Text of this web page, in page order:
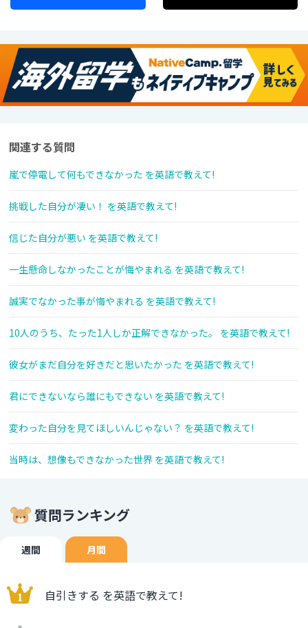
関連する質問
嵐で停電して何もできなかった を英語で教えて!
挑戦した自分が凄い！ を英語で教えて!
信じた自分が悪い を英語で教えて!
一生懸命しなかったことが悔やまれる を英語で教えて!
誠実でなかった事が悔やまれる を英語で教えて!
10人のうち、たった1人しか正解できなかった。 を英語で教えて!
彼女がまだ自分を好きだと思いたかった を英語で教えて!
君にできないなら誰にもできない を英語で教えて!
変わった自分を見てほしいんじゃない？ を英語で教えて!
当時は、想像もできなかった世界 を英語で教えて!
質問ランキング
週間 月間
自引きする を英語で教えて!